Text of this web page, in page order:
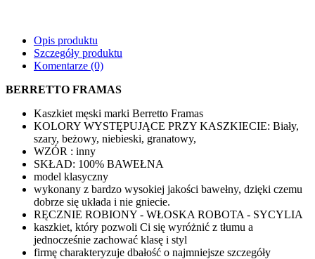
Opis produktu
Szczegóły produktu
Komentarze (0)
BERRETTO FRAMAS
Kaszkiet męski marki Berretto Framas
KOLORY WYSTĘPUJĄCE PRZY KASZKIECIE: Biały,
szary, beżowy, niebieski, granatowy,
WZÓR : inny
SKŁAD: 100% BAWEŁNA
model klasyczny
wykonany z bardzo wysokiej jakości bawełny, dzięki czemu
dobrze się układa i nie gniecie.
RĘCZNIE ROBIONY - WŁOSKA ROBOTA - SYCYLIA
kaszkiet, który pozwoli Ci się wyróżnić z tłumu a
jednocześnie zachować klasę i styl
firmę charakteryzuje dbałość o najmniejsze szczegóły